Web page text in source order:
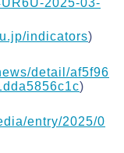
2025-03-
indicators)
detail/af5f96
)
entry/2025/0